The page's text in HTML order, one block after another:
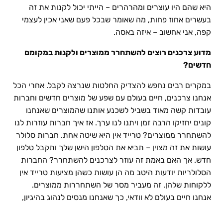
היא שהם היו עוצרים ומהרהרים – הייתי יכול לקנות את זה
בעשרים אחוז פחות, מה שאומר שבכל פעם שאני אכין לעצמי
קפה, אני אחשוב – איזה באסה.
מדוע צרכנים רוצים להשתחרר ממוצרים ולקנות במקומם
חדשים?
במקרים רבים נחפש להצדיק החלטות שנרצה לקבל. אחרי הכל
אנחנו צרכנים, חיים בעולם עם שפע של מוצרים חדשים וחברות
עובדות קשה מאוד בשביל לשכנע אותנו שהמוצרים שאנחנו
קונים יחזיקו הרבה זמן ויתנו לנו ערך. אז איך חברות עוזרות לנו
להשתחרר ממוצרים? טרייד אין היא שיטה אחת. חברות סלולר
עושות את זה מצוין – תביא את הטלפון הישן שלך ותקבל טלפון
חדש. אך האם באמת זה עוזר לצרכנים להשתחרר? החברות
הסלולריות יודעות היטב מה הן עושות כשהן מציעות טרייד אין
ללקוחות שלהן. זה מעביר מסר של השתחררות ממוצרים.
אנחנו חיים בעולם לא וודאי, כך שאנחנו מנסים לנהוג בהיגיון,